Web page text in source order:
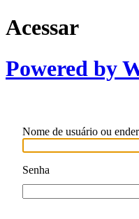
Acessar
Powered by
Nome de usuário ou
Senha